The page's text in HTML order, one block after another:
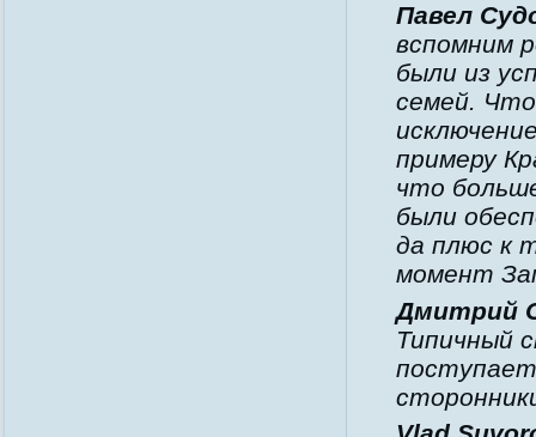
Павел
вспомним
были из
семей.
примеру
что
были
да плюс к
момент
Дмитрий
Типичный